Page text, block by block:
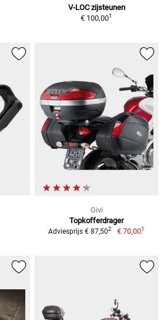
V-LOC zijsteunen
€ 100,001
Givi
Topkofferdrager
Adviesprijs € 87,502 € 70,001